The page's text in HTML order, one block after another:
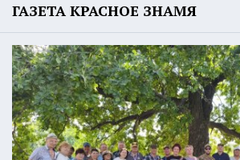
ГАЗЕТА КРАСНОЕ ЗНАМЯ